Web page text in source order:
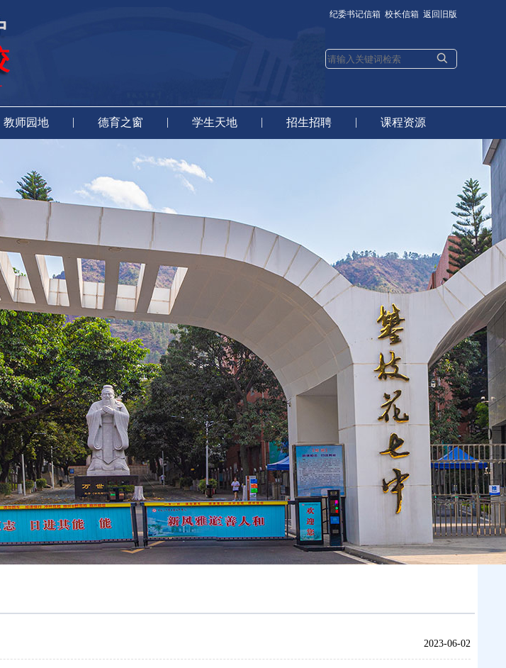
纪委书记信箱 校长信箱 返回旧版
教师园地 | 德育之窗 | 学生天地 | 招生招聘 | 课程资源
2023-06-02